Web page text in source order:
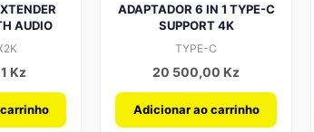
AUDIO
Kz
ADAPTADOR 6 IN 1 TYPE-C
SUPPORT 4K
TYPE-C
20 500,00 Kz
Adicionar ao carrinho